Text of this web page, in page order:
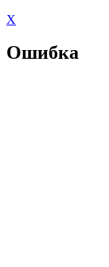
X
Ошибка